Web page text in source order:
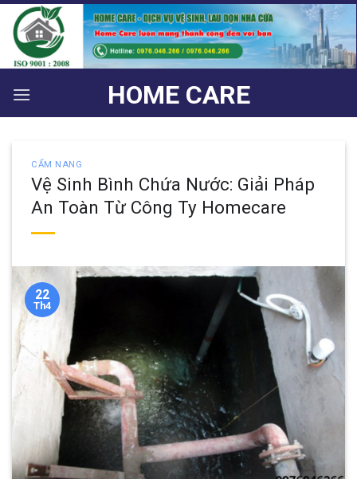
Bỏ
qua
nội
dung
HOME CARE
CẨM NANG
Vệ Sinh Bình Chứa Nước: Giải Pháp
An Toàn Từ Công Ty Homecare
22
Th4